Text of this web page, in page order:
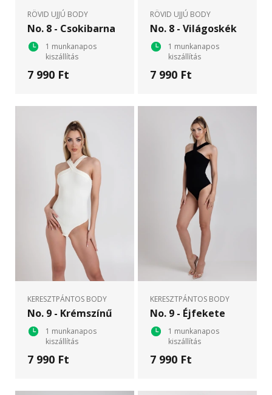
RÖVID UJJÚ BODY
No. 8 - Csokibarna
1 munkanapos
kiszállítás
7 990 Ft
RÖVID UJJÚ BODY
No. 8 - Világoskék
1 munkanapos
kiszállítás
7 990 Ft
KERESZTPÁNTOS BODY
No. 9 - Krémszínű
1 munkanapos
kiszállítás
7 990 Ft
KERESZTPÁNTOS BODY
No. 9 - Éjfekete
1 munkanapos
kiszállítás
7 990 Ft